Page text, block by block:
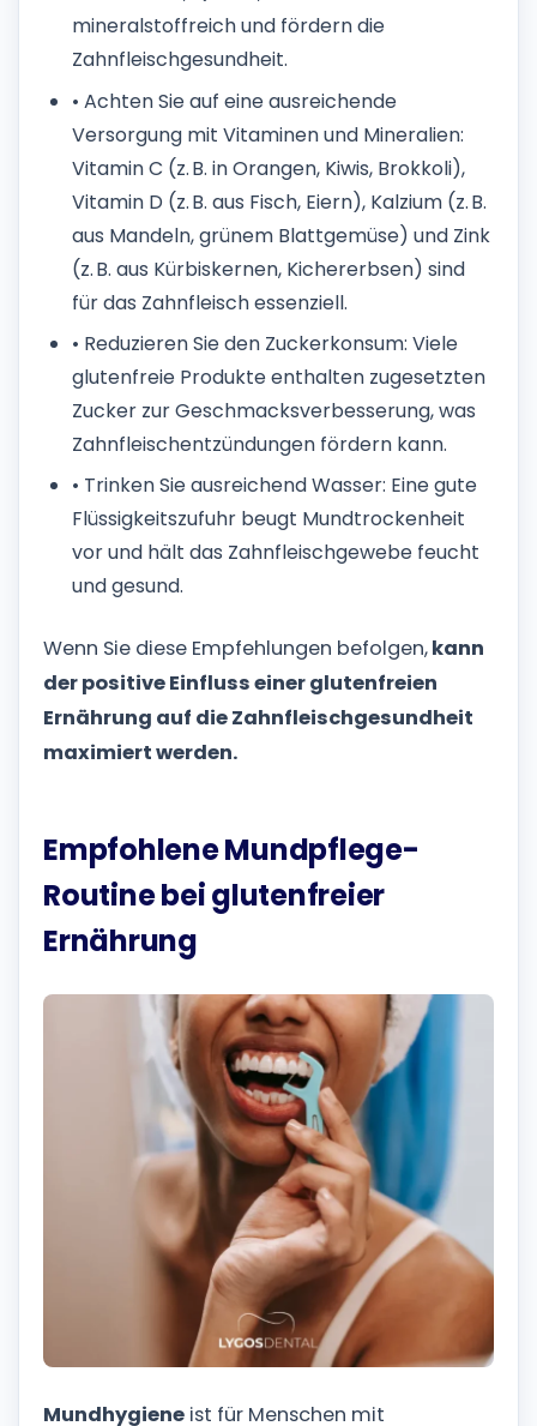
mineralstoffreich und fördern die
Zahnfleischgesundheit.
• Achten Sie auf eine ausreichende
Versorgung mit Vitaminen und Mineralien:
Vitamin C (z. B. in Orangen, Kiwis, Brokkoli),
Vitamin D (z. B. aus Fisch, Eiern), Kalzium (z. B.
aus Mandeln, grünem Blattgemüse) und Zink
(z. B. aus Kürbiskernen, Kichererbsen) sind
für das Zahnfleisch essenziell.
• Reduzieren Sie den Zuckerkonsum: Viele
glutenfreie Produkte enthalten zugesetzten
Zucker zur Geschmacksverbesserung, was
Zahnfleischentzündungen fördern kann.
• Trinken Sie ausreichend Wasser: Eine gute
Flüssigkeitszufuhr beugt Mundtrockenheit
vor und hält das Zahnfleischgewebe feucht
und gesund.
Wenn Sie diese Empfehlungen befolgen,kann
der positive Einfluss einer glutenfreien
Ernährung auf die Zahnfleischgesundheit
maximiert werden.
Empfohlene Mundpflege-
Routine bei glutenfreier
Ernährung
Mundhygiene ist für Menschen mit